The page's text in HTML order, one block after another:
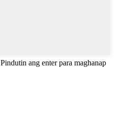
Pindutin ang enter para maghanap